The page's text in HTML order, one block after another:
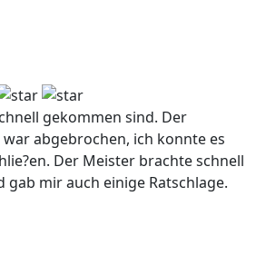
gekommen sind. Der
war abgebrochen, ich konnte es
Der Meister brachte schnell
mir auch einige Ratschlage.